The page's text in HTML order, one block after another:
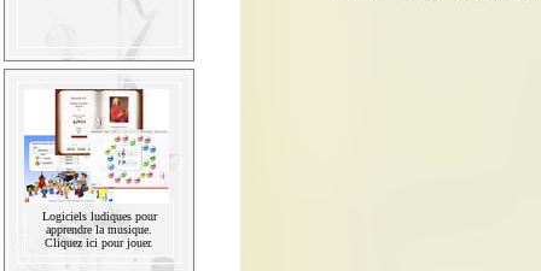
Logiciels ludiques pour
apprendre la musique.
Cliquez ici pour jouer.